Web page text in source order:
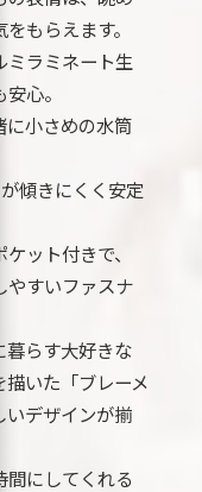
もらえます。
ミラミネート生
心。
に小さめの水筒
傾きにくく安定
ット付きで、
やすいファスナ
らす大好きな
描いた「ブレーメ
いデザインが揃
間にしてくれる